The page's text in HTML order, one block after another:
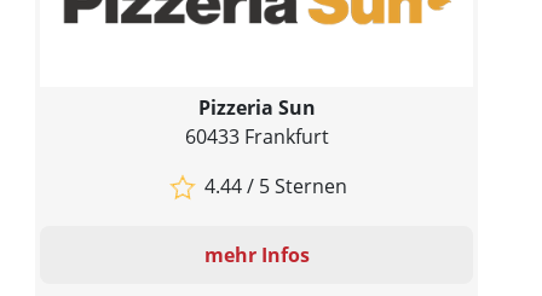
Pizzeria Sun
60433 Frankfurt
4.44 / 5 Sternen
mehr Infos